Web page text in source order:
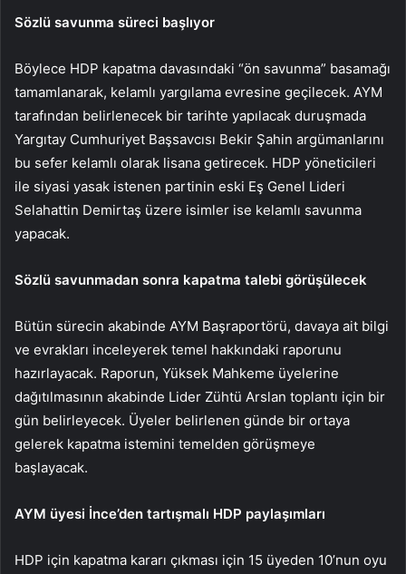
Sözlü savunma süreci başlıyor
Böylece HDP kapatma davasındaki “ön savunma” basamağı
tamamlanarak, kelamlı yargılama evresine geçilecek. AYM
tarafından belirlenecek bir tarihte yapılacak duruşmada
Yargıtay Cumhuriyet Başsavcısı Bekir Şahin argümanlarını
bu sefer kelamlı olarak lisana getirecek. HDP yöneticileri
ile siyasi yasak istenen partinin eski Eş Genel Lideri
Selahattin Demirtaş üzere isimler ise kelamlı savunma
yapacak.
Sözlü savunmadan sonra kapatma talebi görüşülecek
Bütün sürecin akabinde AYM Başraportörü, davaya ait bilgi
ve evrakları inceleyerek temel hakkındaki raporunu
hazırlayacak. Raporun, Yüksek Mahkeme üyelerine
dağıtılmasının akabinde Lider Zühtü Arslan toplantı için bir
gün belirleyecek. Üyeler belirlenen günde bir ortaya
gelerek kapatma istemini temelden görüşmeye
başlayacak.
AYM üyesi İnce’den tartışmalı HDP paylaşımları
HDP için kapatma kararı çıkması için 15 üyeden 10’nun oyu